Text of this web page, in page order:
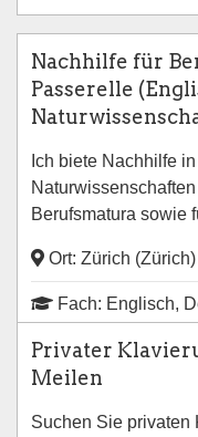
Nachhilfe für
Passerelle
Ich biete Nachhilfe
Berufsmatura sowie
Ort: Zürich (Zürich)
Fach: Englisch,
Privater
Meilen
Suchen Sie privaten